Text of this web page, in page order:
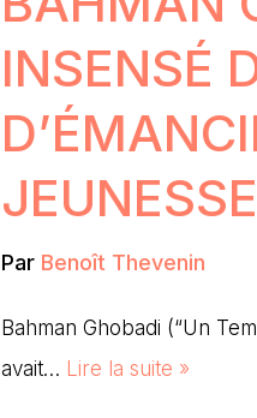
INSENSÉ
Par Benoît Thevenin
Bahman Ghobadi (“Un
avait… Lire la suite »